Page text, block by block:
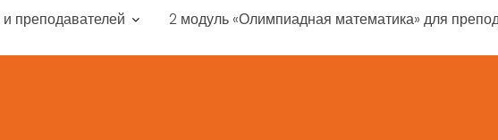
преподавателей 2 модуль «Олимпиадная математика» для